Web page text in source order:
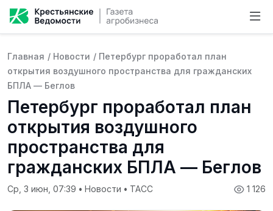
Главная / Новости / Петербург проработал план
открытия воздушного пространства для гражданских
БПЛА — Беглов
Петербург проработал план
открытия воздушного
пространства для
гражданских БПЛА — Беглов
1 126
Ср, 3 июн, 07:39 • Новости • ТАСС